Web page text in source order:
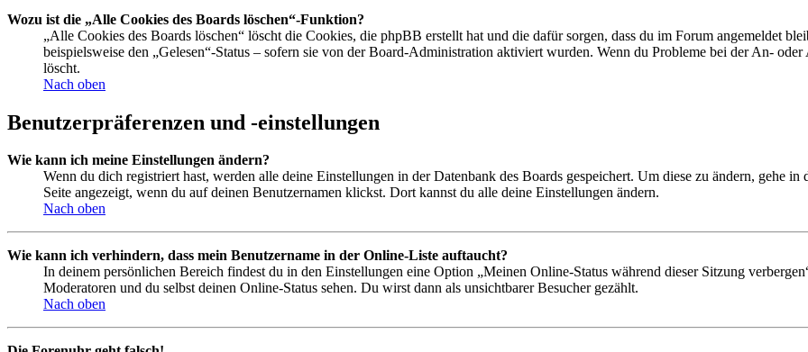
Wozu ist die „Alle Cookies des Boards löschen“-Funktion?
„Alle Cookies des Boards löschen“ löscht die Cookies, die phpBB erstellt hat und die dafür sorgen, dass du im Forum angemeldet
beispielsweise den „Gelesen“-Status – sofern sie von der Board-Administration aktiviert wurden. Wenn du Probleme bei der An-
löscht.
Nach oben
Benutzerpräferenzen und -einstellungen
Wie kann ich meine Einstellungen ändern?
Wenn du dich registriert hast, werden alle deine Einstellungen in der Datenbank des Boards gespeichert. Um diese zu ändern, gehe
Seite angezeigt, wenn du auf deinen Benutzernamen klickst. Dort kannst du alle deine Einstellungen ändern.
Nach oben
Wie kann ich verhindern, dass mein Benutzername in der Online-Liste auftaucht?
In deinem persönlichen Bereich findest du in den Einstellungen eine Option „Meinen Online-Status während dieser Sitzung
Moderatoren und du selbst deinen Online-Status sehen. Du wirst dann als unsichtbarer Besucher gezählt.
Nach oben